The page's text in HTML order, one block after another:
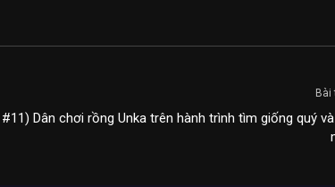
Bài
Dân chơi rồng Unka trên hành trình tìm giống quý